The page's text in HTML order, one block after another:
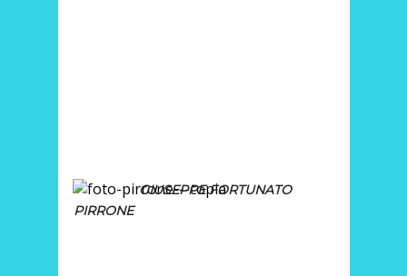
GIUSEPPE FORTUNATO
PIRRONE